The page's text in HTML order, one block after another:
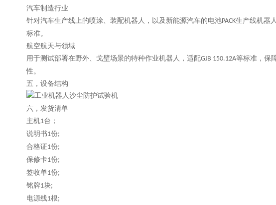
汽车制造行业
针对汽车生产线上的喷涂、装配机器人，以及新能源汽车的电池PACK生产线机器
标准。
航空航天与领域
用于测试部署在野外、戈壁场景的特种作业机器人，适配GJB 150.12A等标准，保
性。
五，设备结构
六，发货清单
主机1台；
说明书1份;
合格证1份;
保修卡1份;
签收单1份;
铭牌1块;
电源线1根;